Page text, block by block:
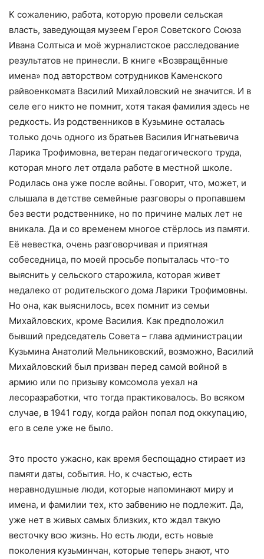
К сожалению, работа, которую провели сельская
власть, заведующая музеем Героя Советского Союза
Ивана Солтыса и моё журналистское расследование
результатов не принесли. В книге «Возвращённые
имена» под авторством сотрудников Каменского
райвоенкомата Василий Михайловский не значится. И в
селе его никто не помнит, хотя такая фамилия здесь не
редкость. Из родственников в Кузьмине осталась
только дочь одного из братьев Василия Игнатьевича
Ларика Трофимовна, ветеран педагогического труда,
которая много лет отдала работе в местной школе.
Родилась она уже после войны. Говорит, что, может, и
слышала в детстве семейные разговоры о пропавшем
без вести родственнике, но по причине малых лет не
вникала. Да и со временем многое стёрлось из памяти.
Её невестка, очень разговорчивая и приятная
собеседница, по моей просьбе попыталась что-то
выяснить у сельского старожила, которая живет
недалеко от родительского дома Ларики Трофимовны.
Но она, как выяснилось, всех помнит из семьи
Михайловских, кроме Василия. Как предположил
бывший председатель Совета – глава администрации
Кузьмина Анатолий Мельниковский, возможно, Василий
Михайловский был призван перед самой войной в
армию или по призыву комсомола уехал на
лесоразработки, что тогда практиковалось. Во всяком
случае, в 1941 году, когда район попал под оккупацию,
его в селе уже не было.
Это просто ужасно, как время беспощадно стирает из
памяти даты, события. Но, к счастью, есть
неравнодушные люди, которые напоминают миру и
имена, и фамилии тех, кто забвению не подлежит. Да,
уже нет в живых самых близких, кто ждал такую
весточку всю жизнь. Но есть люди, есть новые
поколения кузьминчан, которые теперь знают, что